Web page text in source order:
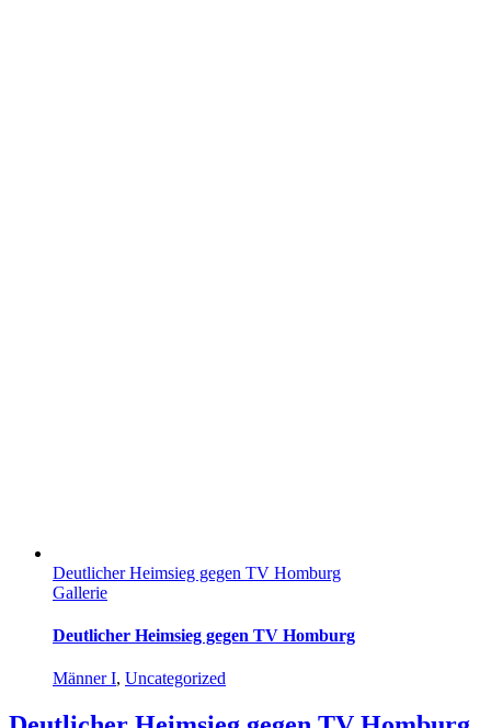
Deutlicher Heimsieg gegen TV Homburg
Gallerie
Deutlicher Heimsieg gegen TV Homburg
Männer I, Uncategorized